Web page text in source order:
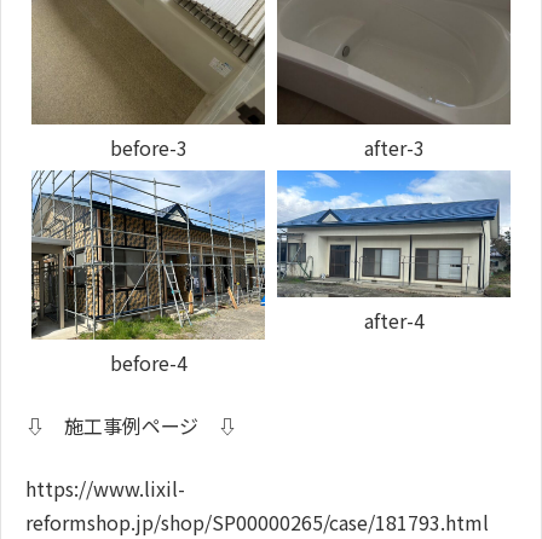
before-3 after-3
before-4
after-4
⇩ 施工事例ページ ⇩
https://www.lixil-
reformshop.jp/shop/SP00000265/case/181793.html